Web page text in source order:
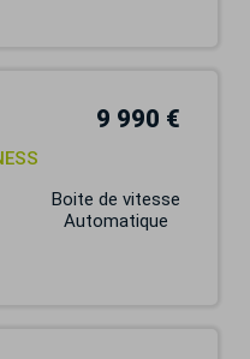
9 990 €
Boite de vitesse
Automatique